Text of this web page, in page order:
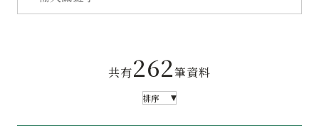
共有262筆資料
排序